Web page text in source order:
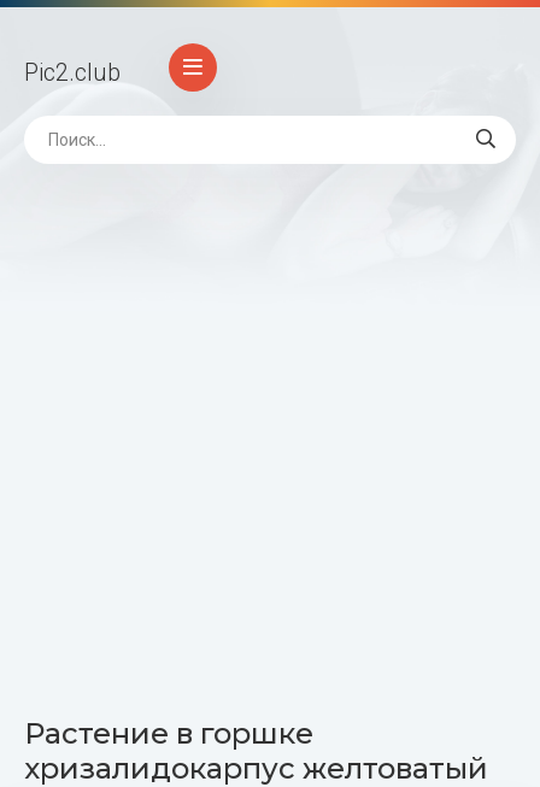
Pic2.club
Растение в горшке
хризалидокарпус желтоватый